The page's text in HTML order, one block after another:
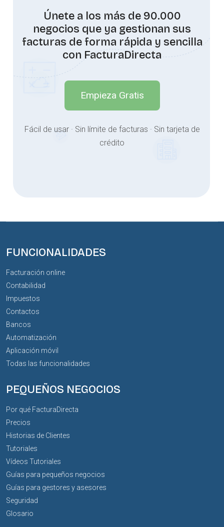
Únete a los más de 90.000
negocios que ya gestionan sus
facturas de forma rápida y sencilla
con FacturaDirecta
Empieza Gratis
Fácil de usar · Sin límite de facturas · Sin tarjeta de
crédito
FUNCIONALIDADES
Facturación online
Contabilidad
Impuestos
Contactos
Bancos
Automatización
Aplicación móvil
Todas las funcionalidades
PEQUEÑOS NEGOCIOS
Por qué FacturaDirecta
Precios
Historias de Clientes
Tutoriales
Vídeos Tutoriales
Guías para pequeños negocios
Guías para gestores y asesores
Seguridad
Glosario